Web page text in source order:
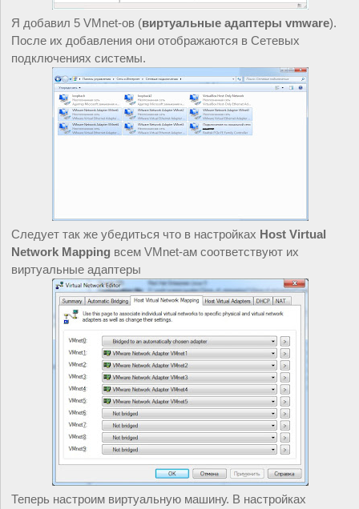
Я добавил 5 VMnet-ов (виртуальные адаптеры vmware).
После их добавления они отображаются в Сетевых
подключениях системы.
Следует так же убедиться что в настройках Host Virtual
Network Mapping всем VMnet-ам соответствуют их
виртуальные адаптеры
Теперь настроим виртуальную машину. В настройках